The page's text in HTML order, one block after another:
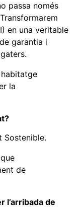
passa només
en una veritable
garantia i
habitatge
la
Sostenible.
de
l’arribada de